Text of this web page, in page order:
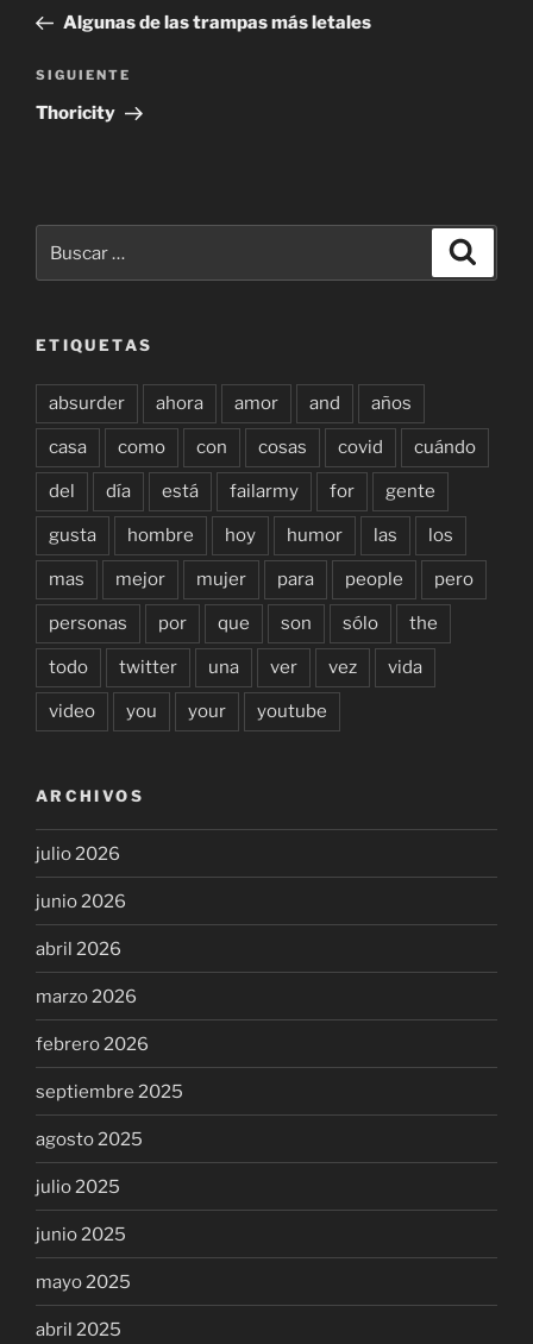
entradas
anterior:
Algunas de las trampas más letales
Siguiente
entrada
SIGUIENTE
Thoricity
ETIQUETAS
absurder ahora amor and años
casa como con cosas covid cuándo
del día está failarmy for gente
gusta hombre hoy humor las los
mas mejor mujer para people pero
personas por que son sólo the
todo twitter una ver vez vida
video you your youtube
ARCHIVOS
julio 2026
junio 2026
abril 2026
marzo 2026
febrero 2026
septiembre 2025
agosto 2025
julio 2025
junio 2025
mayo 2025
abril 2025